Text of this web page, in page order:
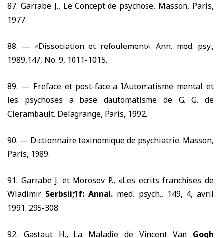
87. Garrabe J., Le Concept de psychose, Masson, Paris,
1977.
88. — «Dissociation et refoulement». Ann. med. psy.,
1989,147, No. 9, 1011-1015.
89. — Preface et post-face a IAutomatisme mental et
les psychoses a base dautomatisme de G. G. de
Clerambault. Delagrange, Paris, 1992.
90. — Dictionnaire taxinomique de psychiatrie. Masson,
Paris, 1989.
91. Garrabe J. et Morosov P., «Les ecrits franchises de
Wladimir Serbsii;1f: Annal. med. psych., 149, 4,avril
1991. 295-308.
92. Gastaut H., La Maladie de Vincent Van Gogh